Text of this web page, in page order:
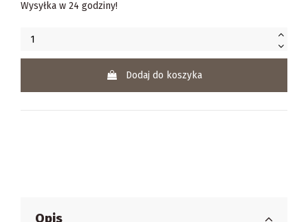
Wysyłka w 24 godziny!
Dodaj do koszyka
Opis